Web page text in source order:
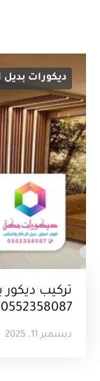
ديكورات
تركيب
0552358087 – بديل الخشب داخلي مكة
ديسمبر 11, 2025